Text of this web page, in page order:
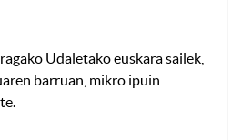
Udaletako euskara sailek,
barruan, mikro ipuin